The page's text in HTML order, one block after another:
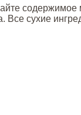
содержимое
Все сухие